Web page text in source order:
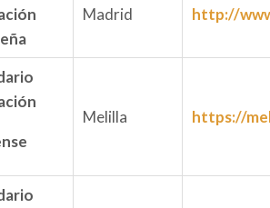
Madrid http://
Melilla https://